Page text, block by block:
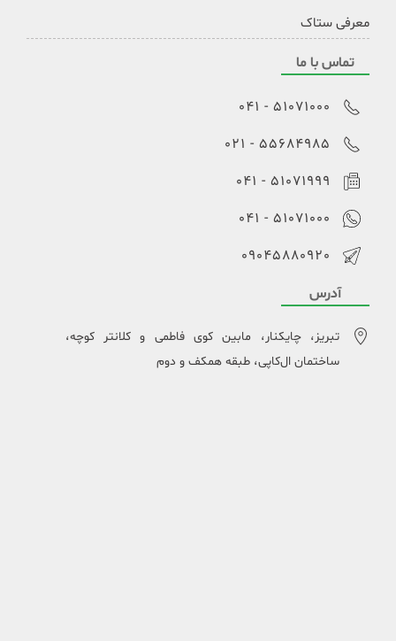
معرفی ستاک
تماس با ما
51071000 - 041
55684985 - 021
51071999 - 041
51071000 - 041
09045880920
آدرس
تبریز، چایکنار، مابین کوی فاطمی و کلانتر کوچه،
ساختمان ال‌کاپی، طبقه همکف و دوم